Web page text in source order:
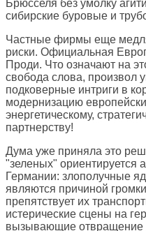
Брюсселя без умолку
сибирские буровые и
Частные фирмы еще
риски. Официальная
Проди. Что означают на
свобода слова, произвол
подковерные интриги в
модернизацию
энергетическому,
партнерству!
Дума уже приняла это
"зеленых"
Германии: злополучные
являются причиной
препятствует их
истерические сцены на
вызывающие отвращение